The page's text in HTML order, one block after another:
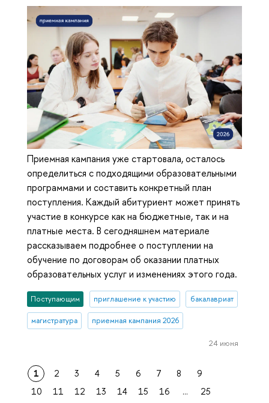
Приемная кампания уже стартовала, осталось
определиться с подходящими образовательными
программами и составить конкретный план
поступления. Каждый абитуриент может принять
участие в конкурсе как на бюджетные, так и на
платные места. В сегодняшнем материале
рассказываем подробнее о поступлении на
обучение по договорам об оказании платных
образовательных услуг и изменениях этого года.
Поступающим приглашение к участию бакалавриат
магистратура приемная кампания 2026
24 июня
1 2 3 4 5 6 7 8
9
10
11 12 13 14 15 16 ... 25